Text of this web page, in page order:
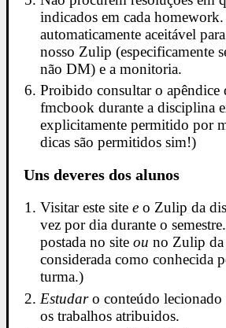
indicados em cada
automaticamente aceitável
nosso Zulip (especificamente
não DM) e a monitoria.
Proibido consultar o apêndice
fmcbook durante a disciplina
explicitamente permitido por
dicas são permitidos sim!)
Uns deveres dos alunos
Visitar este sitee o Zulip da
vez por dia durante o
postada no siteou no Zulip da
considerada como conhecida
turma.)
Estudaro conteúdo lecionado
os trabalhos atribuidos.